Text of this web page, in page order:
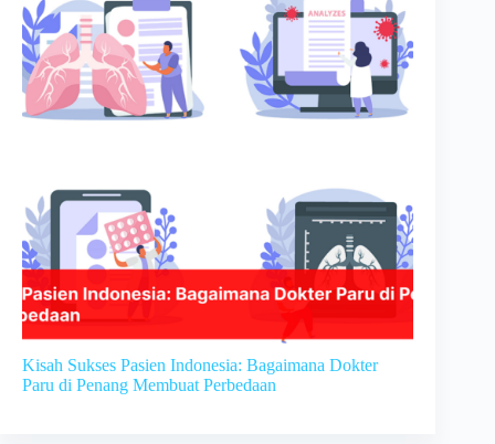
Kisah Sukses Pasien Indonesia: Bagaimana Dokter
Paru di Penang Membuat Perbedaan